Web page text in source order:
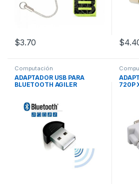
$3.70 $
Computación
ADAPTADOR USB PARA
BLUETOOTH AGILER
720P